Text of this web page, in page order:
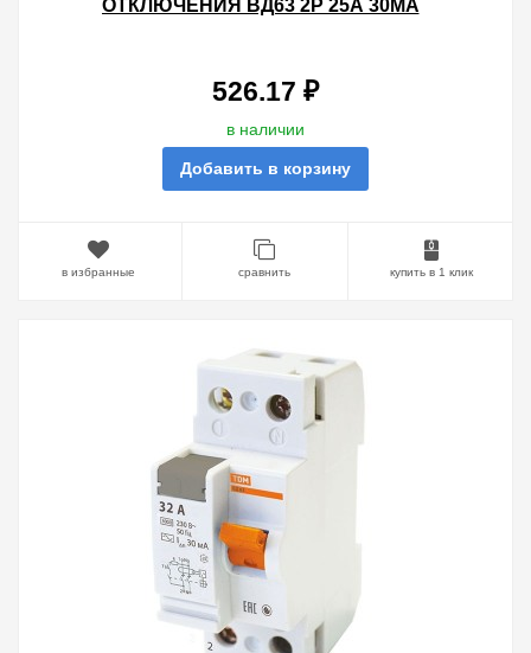
ОТКЛЮЧЕНИЯ ВД63 2Р 25А 30МА
526.17 ₽
в наличии
Добавить в корзину
в избранные сравнить купить в 1 клик